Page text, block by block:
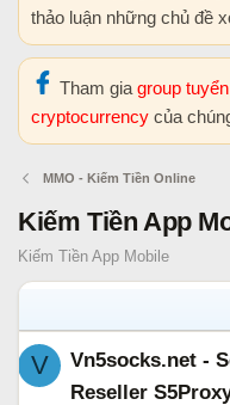
thảo luận những chủ đề
Tham gia group
cryptocurrency của
MMO - Kiếm Tiền Online
Kiếm Tiền App
Kiếm Tiền App Mobile
V
Vn5socks.net -
Reseller